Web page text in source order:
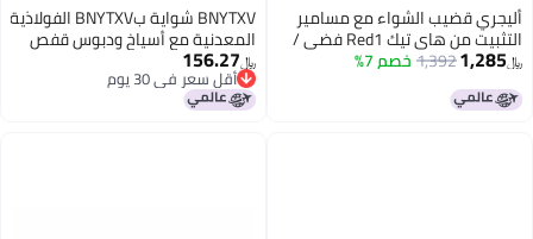
مع مسامير
التثبيت من هاي تيك Red1 فضي /
7%
BNYTXV شواية بBNYTXV الفولاذية
المعدنية مع أسياخ ودبوس قفص
فرن لصنع الكباب
﷼‏156.27